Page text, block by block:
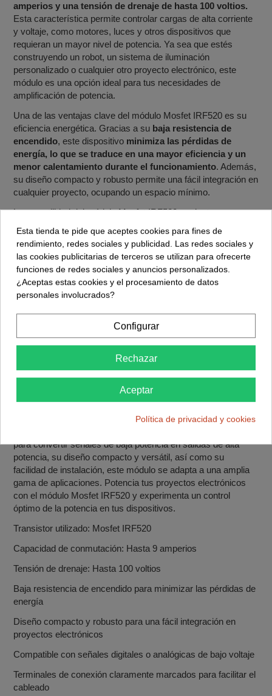
amperios y una tensión de drenaje de hasta 100 voltios.
Esta característica permite controlar cargas de alta corriente
y voltaje, como motores, luces y otros dispositivos que
requieran un mayor nivel de potencia. Ya sea que estés
construyendo un robot, un sistema de iluminación
personalizado o cualquier otro proyecto electrónico, este
módulo es una opción ideal para tus necesidades de
amplificación de potencia.
Una de las ventajas clave del módulo Mosfet IRF520 es su
eficiencia energética. Gracias a su baja resistencia de
encendido, este dispositivo minimiza las pérdidas de
energía, lo que se traduce en una mayor eficiencia y un
menor calentamiento durante el funcionamiento. Además,
su diseño compacto y robusto permite una fácil integración en
cualquier proyecto, ocupando un espacio mínimo.
La versatilidad del módulo Mosfet IRF520 se destaca por su
Puede funcionar con señales digitales o analógicas de
bajo voltaje , lo que le brinda flexibilidad para su uso en una
amplia variedad de sistemas y microcontroladores. Ya sea
que necesites controlar la velocidad de un motor, ajustar
la intensidad de una luz o regular el flujo de corriente en
cualquier dispositivo, este módulo te ofrece un control
preciso y confiable.
En cuanto a la instalación, el módulo Mosfet IRF520 es fácil
de utilizar. Cuenta conterminales de conexión claramente
que simplifican el proceso de cableado, evitando
posibles confusiones. Además, su diseño robusto garantiza
una conexión segura y estable incluso en entornos exigentes.
En resumen, el módulo Mosfet IRF520 de ElectroHobby es la
elección perfecta para aquellos que buscan una amplificación
para convertir señales de baja potencia en salidas de alta
potencia, su diseño compacto y versátil, así como su
facilidad de instalación, este módulo se adapta a una amplia
gama de aplicaciones. Potencia tus proyectos electrónicos
con el módulo Mosfet IRF520 y experimenta un control
óptimo de la potencia en tus dispositivos.
Transistor utilizado: Mosfet IRF520
Capacidad de conmutación: Hasta 9 amperios
Tensión de drenaje: Hasta 100 voltios
Baja resistencia de encendido para minimizar las pérdidas de
energía
Diseño compacto y robusto para una fácil integración en
proyectos electrónicos
Compatible con señales digitales o analógicas de bajo voltaje
Terminales de conexión claramente marcados para facilitar el
cableado
Esta tienda te pide que aceptes cookies para fines de
rendimiento, redes sociales y publicidad. Las redes sociales y
las cookies publicitarias de terceros se utilizan para ofrecerte
funciones de redes sociales y anuncios personalizados.
¿Aceptas estas cookies y el procesamiento de datos
personales involucrados?
Configurar
Rechazar
Aceptar
Política de privacidad y cookies